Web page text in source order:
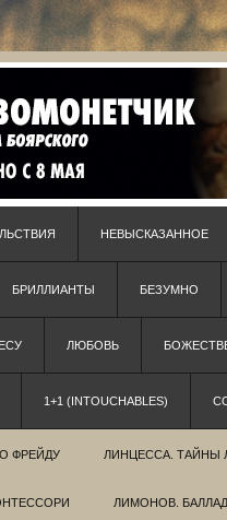
НЕВЫСКАЗАННОЕ
БРИЛЛИАНТЫ БЕЗУМНО
ЛЮБОВЬ
1+1 (INTOUCHABLES)
ФРЕЙДУ ЛИНЦЕССА. ТАЙНЫ
ЛИМОНОВ.